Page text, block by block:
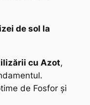
de sol la
cu Azot,
de Fosfor și